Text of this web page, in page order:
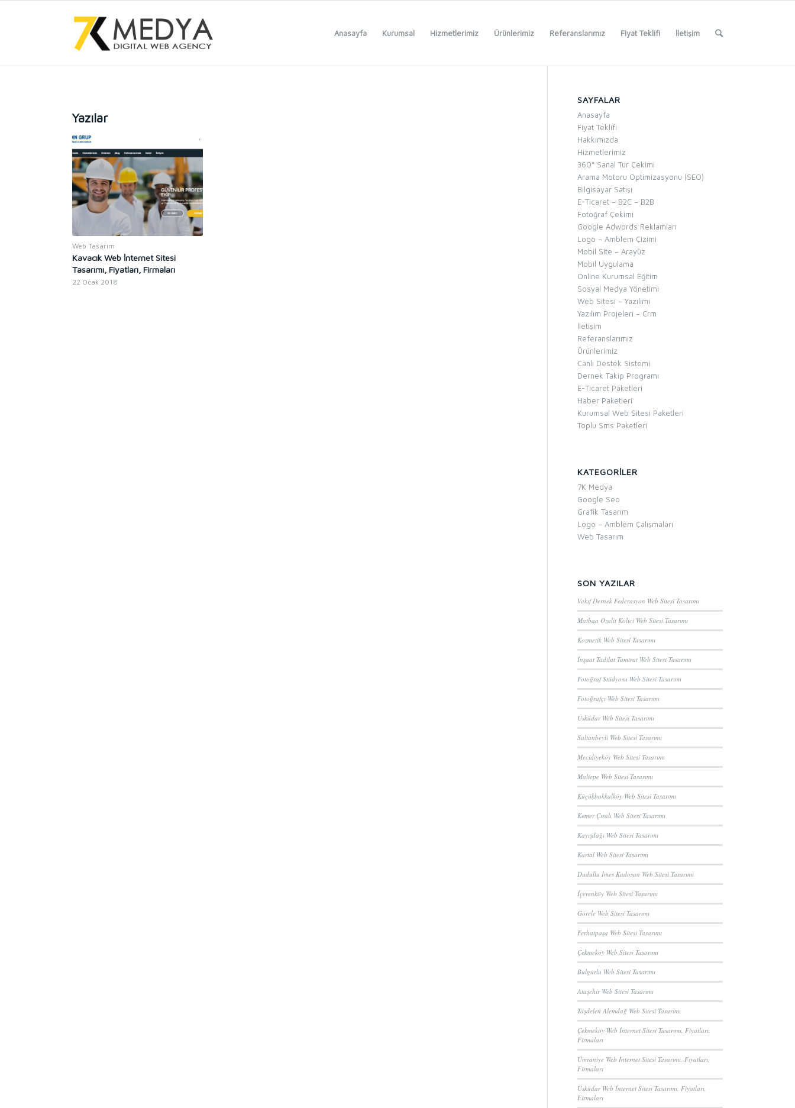
Anasayfa Kurumsal Hizmetlerimiz Ürünlerimiz Referanslarımız Fiyat Teklifi İletişim
Yazılar
Web Tasarım
Kavacık Web İnternet Sitesi
Tasarımı, Fiyatları, Firmaları
22 Ocak 2018
SAYFALAR
Anasayfa
Fiyat Teklifi
Hakkımızda
Hizmetlerimiz
360° Sanal Tur Çekimi
Arama Motoru Optimizasyonu (SEO)
Bilgisayar Satışı
E-Ticaret – B2C – B2B
Fotoğraf Çekimi
Google Adwords Reklamları
Logo – Amblem Çizimi
Mobil Site – Arayüz
Mobil Uygulama
Online Kurumsal Eğitim
Sosyal Medya Yönetimi
Web Sitesi – Yazılımı
Yazılım Projeleri – Crm
İletişim
Referanslarımız
Ürünlerimiz
Canlı Destek Sistemi
Dernek Takip Programı
E-Ticaret Paketleri
Haber Paketleri
Kurumsal Web Sitesi Paketleri
Toplu Sms Paketleri
KATEGORILER
7K Medya
Google Seo
Grafik Tasarım
Logo – Amblem Çalışmaları
Web Tasarım
SON YAZILAR
Vakıf Dernek Federasyon Web Sitesi Tasarımı
Matbaa Ozalit Kolici Web Sitesi Tasarımı
Kozmetik Web Sitesi Tasarımı
İnşaat Tadilat Tamirat Web Sitesi Tasarımı
Fotoğraf Stüdyosu Web Sitesi Tasarımı
Fotoğrafçı Web Sitesi Tasarımı
Üsküdar Web Sitesi Tasarımı
Sultanbeyli Web Sitesi Tasarımı
Mecidiyeköy Web Sitesi Tasarımı
Maltepe Web Sitesi Tasarımı
Küçükbakkalköy Web Sitesi Tasarımı
Kemer Çıralı Web Sitesi Tasarımı
Kayışdağı Web Sitesi Tasarımı
Kartal Web Sitesi Tasarımı
Dudullu İmes Kadosan Web Sitesi Tasarımı
İçerenköy Web Sitesi Tasarımı
Görele Web Sitesi Tasarımı
Ferhatpaşa Web Sitesi Tasarımı
Çekmeköy Web Sitesi Tasarımı
Bulgurlu Web Sitesi Tasarımı
Ataşehir Web Sitesi Tasarımı
Taşdelen Alemdağ Web Sitesi Tasarımı
Çekmeköy Web İnternet Sitesi Tasarımı, Fiyatları,
Firmaları
Ümraniye Web İnternet Sitesi Tasarımı, Fiyatları,
Firmaları
Üsküdar Web İnternet Sitesi Tasarımı, Fiyatları,
Firmaları